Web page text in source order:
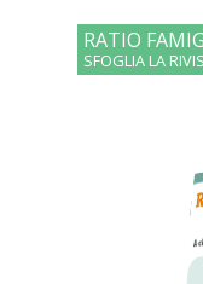
RATIO
SFOGLIA LA